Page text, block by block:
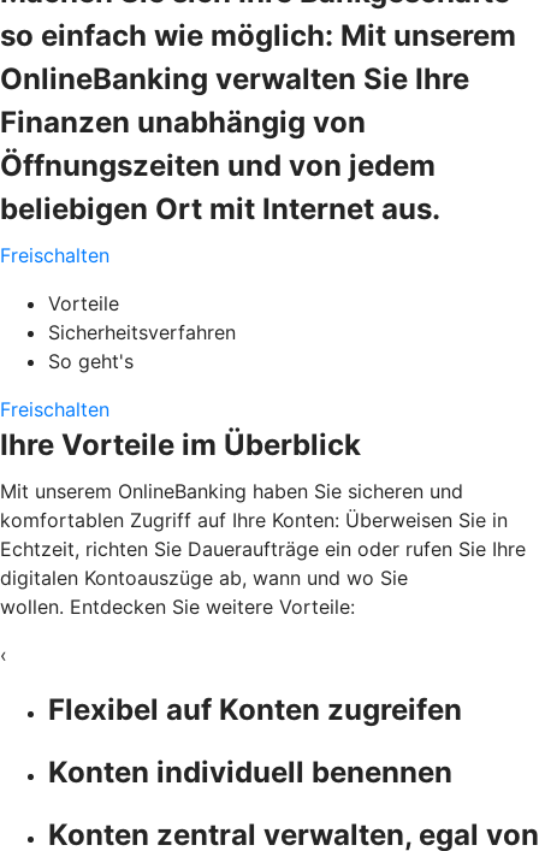
so einfach wie möglich: Mit unserem
OnlineBanking verwalten Sie Ihre
Finanzen unabhängig von
Öffnungszeiten und von jedem
beliebigen Ort mit Internet aus.
Freischalten
Vorteile
Sicherheitsverfahren
So geht's
Freischalten
Ihre Vorteile im Überblick
Mit unserem OnlineBanking haben Sie sicheren und
komfortablen Zugriff auf Ihre Konten: Überweisen Sie in
Echtzeit, richten Sie Daueraufträge ein oder rufen Sie Ihre
digitalen Kontoauszüge ab, wann und wo Sie
wollen. Entdecken Sie weitere Vorteile:
‹
Flexibel auf Konten zugreifen
Konten individuell benennen
Konten zentral verwalten, egal von